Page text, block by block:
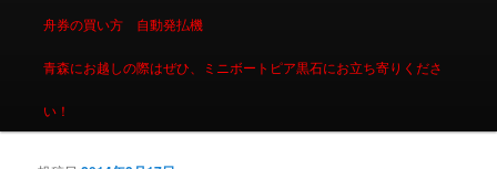
舟券の買い方 自動発払機
青森にお越しの際はぜひ、ミニボートピア黒石にお立ち寄りくださ
い！